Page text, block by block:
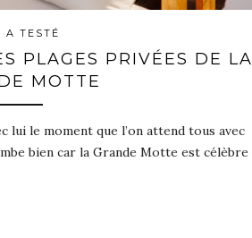
A TESTÉ
PLAGES PRIVÉES DE LA
MOTTE
lui le moment que l’on attend tous avec
bien car la Grande Motte est célèbre